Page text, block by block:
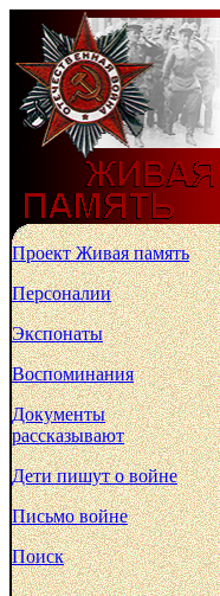
Проект Живая память
Персоналии
Экспонаты
Воспоминания
Документы
рассказывают
Дети пишут о войне
Письмо войне
Поиск